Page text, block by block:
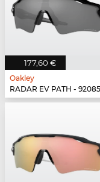
177,60 €
Oakley
RADAR EV PATH -